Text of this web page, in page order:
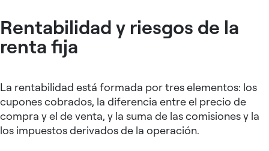
Rentabilidad y riesgos de la
renta fija
La rentabilidad está formada por tres elementos: los
cupones cobrados, la diferencia entre el precio de
compra y el de venta, y la suma de las comisiones y la
los impuestos derivados de la operación.